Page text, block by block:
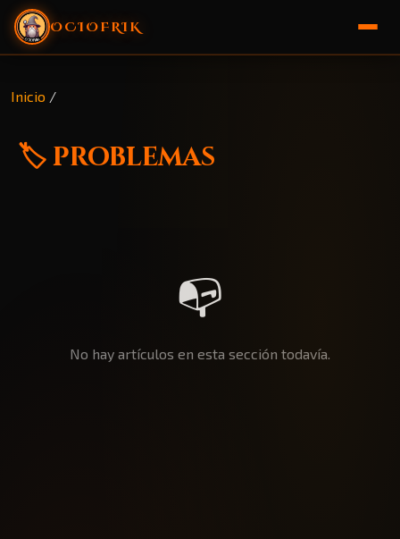
OCIOFRIK
Inicio /
🏷️ problemas
📭
No hay artículos en esta sección todavía.